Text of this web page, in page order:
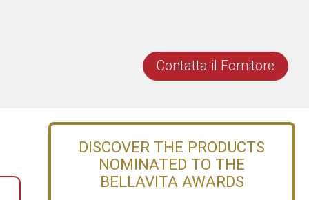
Contatta il Fornitore
DISCOVER THE PRODUCTS
NOMINATED TO THE
BELLAVITA AWARDS